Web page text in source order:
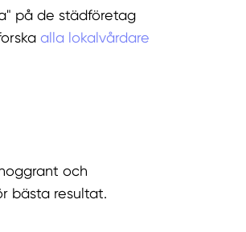
på de städföretag
alla lokalvårdare
och
bästa resultat.